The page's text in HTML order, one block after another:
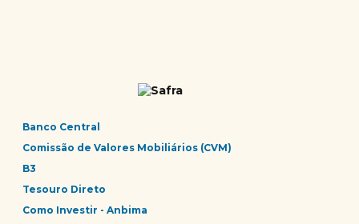
Banco Central
Comissão de Valores Mobiliários (CVM)
B3
Tesouro Direto
Como Investir - Anbima